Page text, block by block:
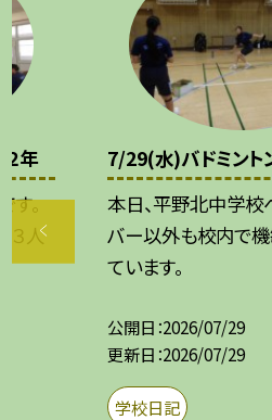
年
す。
３人
7/29(水)バドミント
本日、平野北中学校
バー以外も校内で
ています。
公開日 2026/07/29
更新日 2026/07/29
学校日記